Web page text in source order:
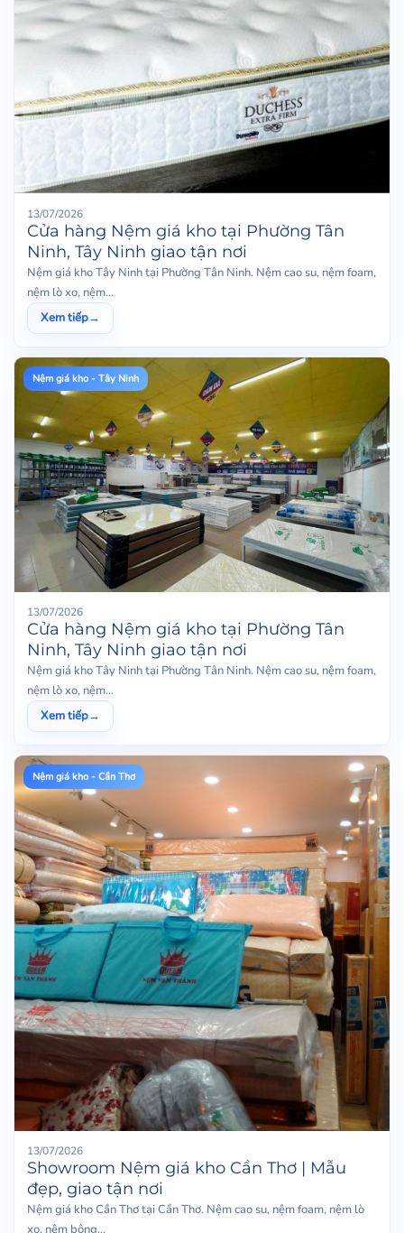
13/07/2026
Cửa hàng Nệm giá kho tại Phường Tân
Ninh, Tây Ninh giao tận nơi
Nệm giá kho Tây Ninh tại Phường Tân Ninh. Nệm cao su, nệm foam,
nệm lò xo, nệm...
Xem tiếp→
Nệm giá kho - Tây Ninh
13/07/2026
Cửa hàng Nệm giá kho tại Phường Tân
Ninh, Tây Ninh giao tận nơi
Nệm giá kho Tây Ninh tại Phường Tân Ninh. Nệm cao su, nệm foam,
nệm lò xo, nệm...
Xem tiếp→
Nệm giá kho - Cần Thơ
13/07/2026
Showroom Nệm giá kho Cần Thơ | Mẫu
đẹp, giao tận nơi
Nệm giá kho Cần Thơ tại Cần Thơ. Nệm cao su, nệm foam, nệm lò
xo, nệm bông...